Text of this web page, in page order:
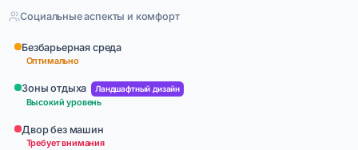
Социальные аспекты и комфорт
Безбарьерная среда
Оптимально
Зоны отдыха Ландшафтный дизайн
Высокий уровень
Двор без машин
Требует внимания